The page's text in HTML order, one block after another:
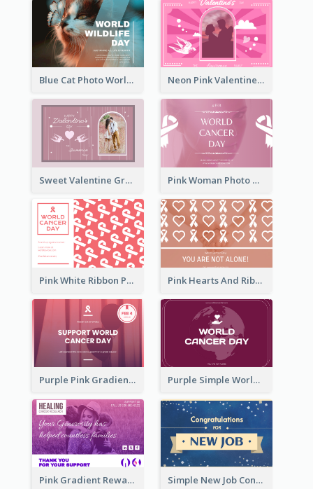
Blue Cat Photo World Wildlife Day Greeting Card Neon Pink Valentine Greeting Card Design Ideas
Sweet Valentine Greeting Card Design Ideas Pink Woman Photo World Cancer Day Greeting Card
Pink White Ribbon Patterns World Cancer Day Greeting Card Pink Hearts And Ribbon Patterns World Cancer Day Greeting Card
Purple Pink Gradient World Cancer Day Greeting Card Purple Simple World Cancer Day Greeting Card
Pink Gradient Reward For Donation Card Design Simple New Job Congratulations Card In Yellow And Blue